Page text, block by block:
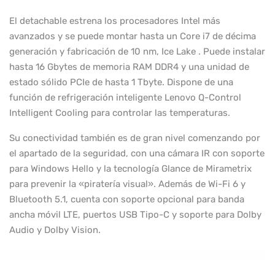
El detachable estrena los procesadores Intel más
avanzados y se puede montar hasta un Core i7 de décima
generación y fabricación de 10 nm, Ice Lake . Puede instalar
hasta 16 Gbytes de memoria RAM DDR4 y una unidad de
estado sólido PCIe de hasta 1 Tbyte. Dispone de una
función de refrigeración inteligente Lenovo Q-Control
Intelligent Cooling para controlar las temperaturas.
Su conectividad también es de gran nivel comenzando por
el apartado de la seguridad, con una cámara IR con soporte
para Windows Hello y la tecnología Glance de Mirametrix
para prevenir la «piratería visual». Además de Wi-Fi 6 y
Bluetooth 5.1, cuenta con soporte opcional para banda
ancha móvil LTE, puertos USB Tipo-C y soporte para Dolby
Audio y Dolby Vision.